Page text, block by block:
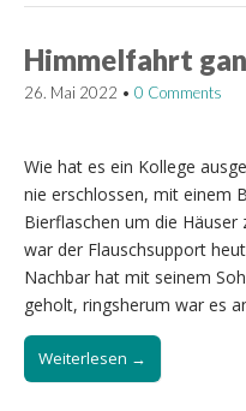
Himmelfahrt
26. Mai 2022 • 0 Comments
Wie hat es ein Kollege
nie erschlossen, mit einem
Bierflaschen um die Häuser
war der Flauschsupport
Nachbar hat mit seinem
geholt, ringsherum war es
Weiterlesen →